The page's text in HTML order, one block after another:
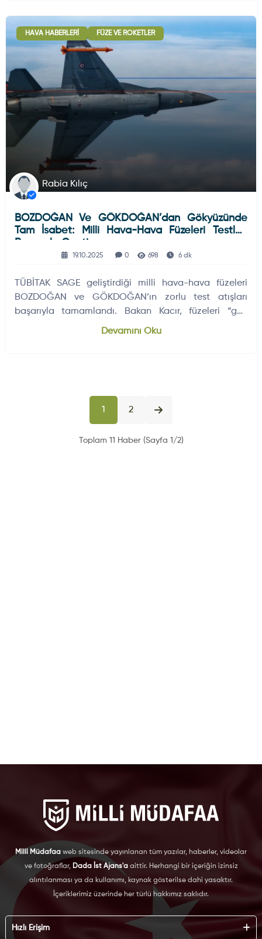
HAVA HABERLERI FÜZE VE ROKETLER
Rabia Kılıç
BOZDOĞAN Ve GÖKDOĞAN’dan Gökyüzünde
Tam İsabet: Milli Hava-Hava Füzeleri Testleri
Başarıyla Geçti
19.10.2025 0 698 6 dk
TÜBİTAK SAGE geliştirdiği milli hava-hava füzeleri
BOZDOĞAN ve GÖKDOĞAN’ın zorlu test atışları
başarıyla tamamlandı. Bakan Kacır, füzeleri “gök
vatanın iki pençesi” olarak tanımladı.
Devamını Oku
1 2
Toplam 11 Haber (Sayfa 1/2)
Milli Müdafaa web sitesinde yayınlanan tüm yazılar, haberler, videolar
ve fotoğraflar, Dada İst Ajans'aaittir. Herhangi bir içeriğin izinsiz
alıntılanması ya da kullanımı, kaynak gösterilse dahi yasaktır.
İçeriklerimiz üzerinde her türlü hakkımız saklıdır.
Hızlı Erişim